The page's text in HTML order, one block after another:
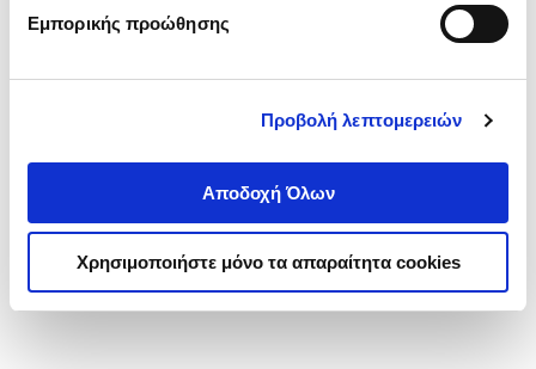
Εμπορικής προώθησης
Προβολή λεπτομερειών
Αποδοχή Όλων
Χρησιμοποιήστε μόνο τα απαραίτητα cookies